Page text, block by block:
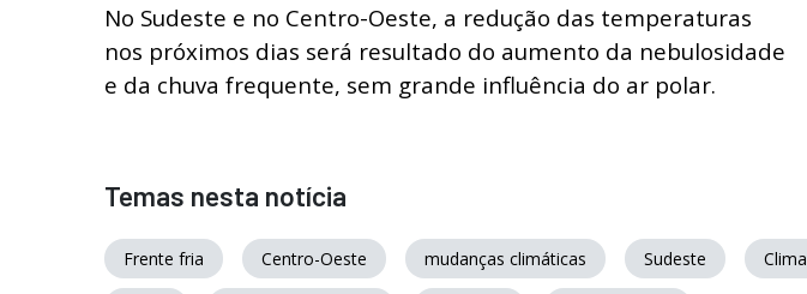
No Sudeste e no Centro-Oeste, a redução das temperaturas
nos próximos dias será resultado do aumento da nebulosidade
e da chuva frequente, sem grande influência do ar polar.
Temas nesta notícia
Frente fria Centro-Oeste mudanças climáticas Sudeste Clima